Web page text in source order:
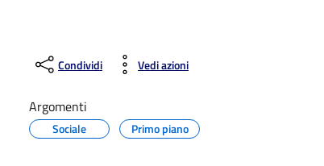
Condividi Vedi azioni
Argomenti
Sociale Primo piano